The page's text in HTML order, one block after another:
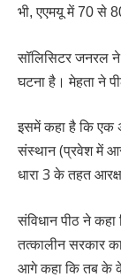
भी, एएमयू में 70 से
सॉलिसिटर जनरल ने
घटना है। मेहता ने
इसमें कहा है कि एक
संस्थान (प्रवेश में
धारा 3 के तहत
संविधान पीठ ने
तत्कालीन सरकार
आगे कहा कि तब के